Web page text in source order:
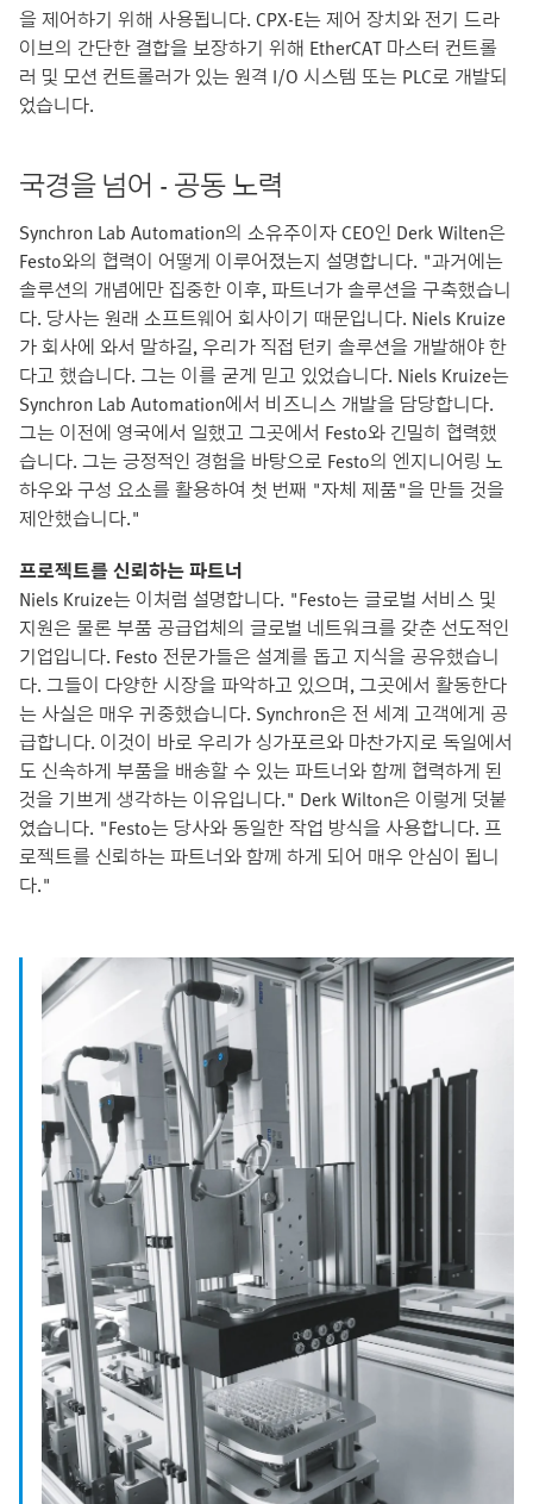
을 제어하기 위해 사용됩니다. CPX-E는 제어 장치와 전기 드라
이브의 간단한 결합을 보장하기 위해 EtherCAT 마스터 컨트롤
러 및 모션 컨트롤러가 있는 원격 I/O 시스템 또는 PLC로 개발되
었습니다.
국경을 넘어 - 공동 노력
Synchron Lab Automation의 소유주이자 CEO인 Derk Wilten은
Festo와의 협력이 어떻게 이루어졌는지 설명합니다. "과거에는
솔루션의 개념에만 집중한 이후, 파트너가 솔루션을 구축했습니
다. 당사는 원래 소프트웨어 회사이기 때문입니다. Niels Kruize
가 회사에 와서 말하길, 우리가 직접 턴키 솔루션을 개발해야 한
다고 했습니다. 그는 이를 굳게 믿고 있었습니다. Niels Kruize는
Synchron Lab Automation에서 비즈니스 개발을 담당합니다.
그는 이전에 영국에서 일했고 그곳에서 Festo와 긴밀히 협력했
습니다. 그는 긍정적인 경험을 바탕으로 Festo의 엔지니어링 노
하우와 구성 요소를 활용하여 첫 번째 "자체 제품"을 만들 것을
제안했습니다."
프로젝트를 신뢰하는 파트너
Niels Kruize는 이처럼 설명합니다. "Festo는 글로벌 서비스 및
지원은 물론 부품 공급업체의 글로벌 네트워크를 갖춘 선도적인
기업입니다. Festo 전문가들은 설계를 돕고 지식을 공유했습니
다. 그들이 다양한 시장을 파악하고 있으며, 그곳에서 활동한다
는 사실은 매우 귀중했습니다. Synchron은 전 세계 고객에게 공
급합니다. 이것이 바로 우리가 싱가포르와 마찬가지로 독일에서
도 신속하게 부품을 배송할 수 있는 파트너와 함께 협력하게 된
것을 기쁘게 생각하는 이유입니다." Derk Wilton은 이렇게 덧붙
였습니다. "Festo는 당사와 동일한 작업 방식을 사용합니다. 프
로젝트를 신뢰하는 파트너와 함께 하게 되어 매우 안심이 됩니
다."